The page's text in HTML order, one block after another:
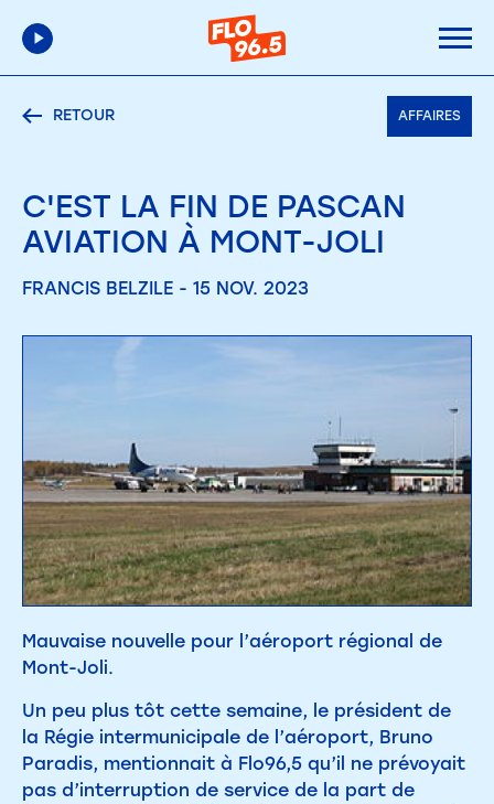
RETOUR AFFAIRES
C'EST LA FIN DE PASCAN
AVIATION À MONT-JOLI
FRANCIS BELZILE - 15 NOV. 2023
Mauvaise nouvelle pour l’aéroport régional de
Mont-Joli.
Un peu plus tôt cette semaine, le président de
la Régie intermunicipale de l’aéroport, Bruno
Paradis, mentionnait à Flo96,5 qu’il ne prévoyait
pas d’interruption de service de la part de